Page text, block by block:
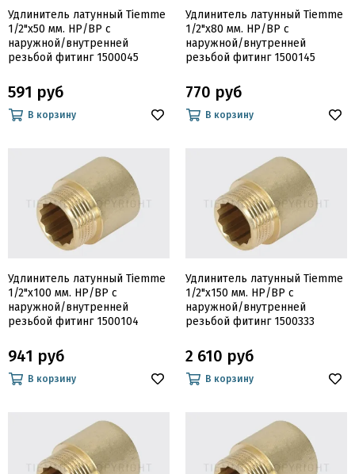
Удлинитель латунный Tiemme
1/2"х50 мм. НР/ВР с
наружной/внутренней
резьбой фитинг 1500045
591 руб
В корзину
Удлинитель латунный Tiemme
1/2"х80 мм. НР/ВР с
наружной/внутренней
резьбой фитинг 1500145
770 руб
В корзину
Удлинитель латунный Tiemme
1/2"х100 мм. НР/ВР с
наружной/внутренней
резьбой фитинг 1500104
941 руб
В корзину
Удлинитель латунный Tiemme
1/2"х150 мм. НР/ВР с
наружной/внутренней
резьбой фитинг 1500333
2 610 руб
В корзину